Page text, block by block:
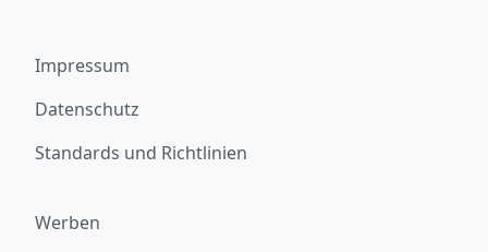
Impressum
Datenschutz
Standards und Richtlinien
Werben